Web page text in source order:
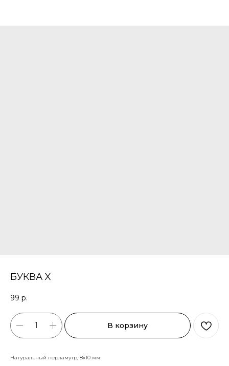
БУКВА X
99 р.
В корзину
Натуральный перламутр, 8х10 мм